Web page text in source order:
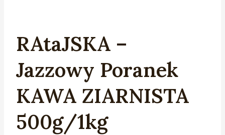
RAtaJSKA –
Jazzowy Poranek
KAWA ZIARNISTA
500g/1kg